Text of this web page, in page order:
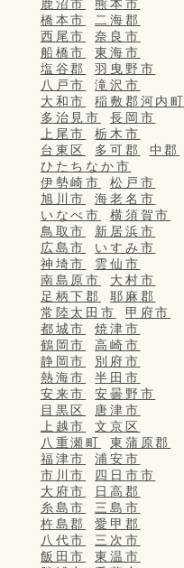
鹿沼市
熊本市
橋本市
二海郡
西尾市
奈良市
船橋市
東海市
塩谷郡
羽曳野市
八戸市
滝沢市
大和市
稲敷郡河内町
多治見市
長岡市
上尾市
栃木市
台東区
多可郡
中郡
ひたちなか市
伊勢崎市
松戸市
旭川市
海老名市
いなべ市
横須賀市
鳥取市
新居浜市
広島市
いすみ市
神埼市
雲仙市
南島原市
大村市
足柄下郡
耶麻郡
常陸太田市
甲府市
都城市
焼津市
鶴岡市
高崎市
静岡市
別府市
熱海市
半田市
安来市
安曇野市
目黒区
唐津市
上越市
文京区
八重瀬町
東蒲原郡
福津市
浦安市
市川市
四日市市
大府市
日高郡
糸島市
三島市
杵島郡
愛甲郡
八代市
三次市
飯田市
東温市